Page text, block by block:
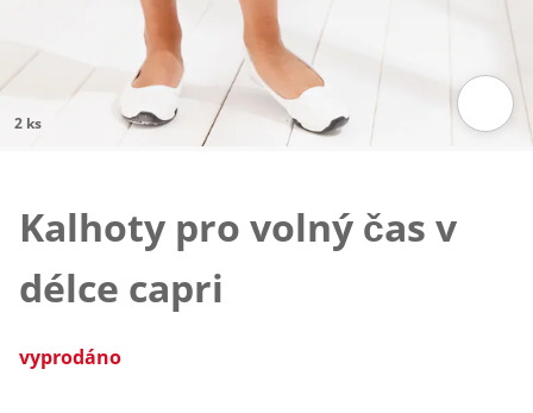
2 ks
Kalhoty pro volný čas v
délce capri
vyprodáno